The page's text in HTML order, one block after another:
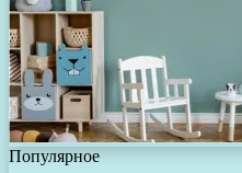
Популярное